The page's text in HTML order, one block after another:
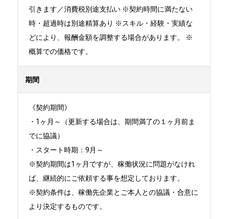
引きます／消費税別途支払い ※契約時間に満たない
時・超過時は別途精算あり ※スキル・経験・実績な
どにより、報酬金額を調整する場合があります。 ※
概算での価格です。
期間
《契約期間》
・1ヶ月～（更新する場合は、期間満了の１ヶ月前ま
でに協議）
・スタート時期：9月～
※契約期間は1ヶ月ですが、稼働状況に問題がなけれ
ば、継続的にご依頼する事を想定しております。
※契約条件は、稼働先企業とご本人との協議・合意に
より決定するものです。